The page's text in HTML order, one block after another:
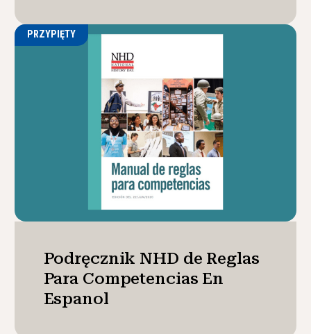
PRZYPIĘTY
Podręcznik NHD de Reglas
Para Competencias En
Espanol